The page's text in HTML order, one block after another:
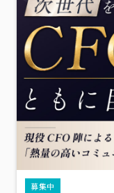
募集中